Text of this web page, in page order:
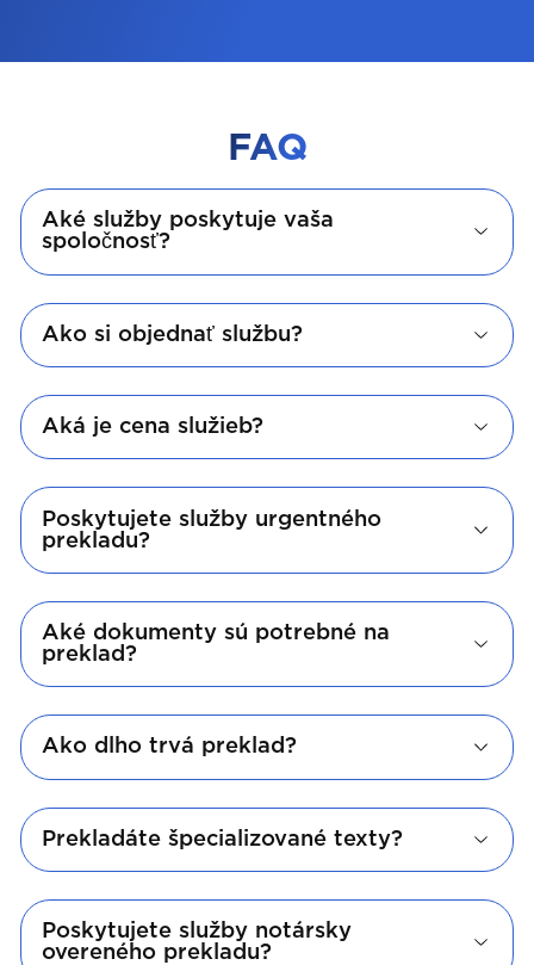
FAQ
Aké služby poskytuje vaša
spoločnosť?
Ako si objednať službu?
Aká je cena služieb?
Poskytujete služby urgentného
prekladu?
Aké dokumenty sú potrebné na
preklad?
Ako dlho trvá preklad?
Prekladáte špecializované texty?
Poskytujete služby notársky
overeného prekladu?